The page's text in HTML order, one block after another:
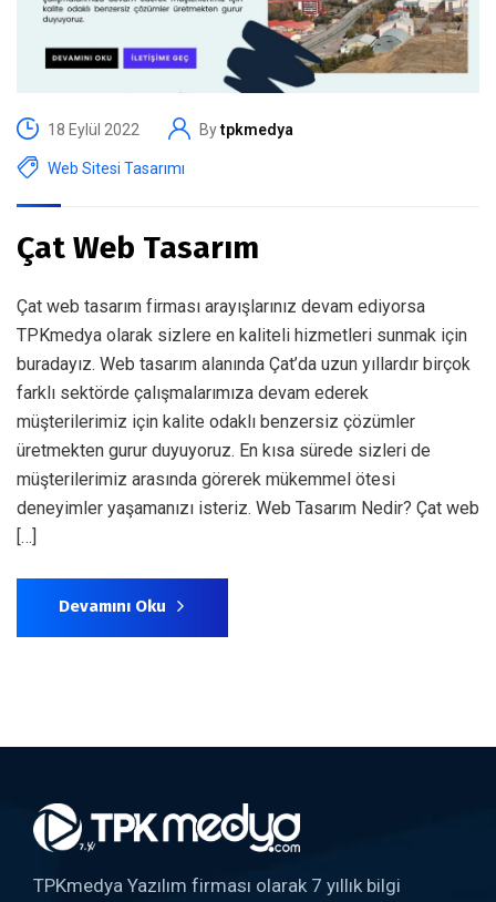
18 Eylül 2022 Bytpkmedya
Web Sitesi Tasarımı
Çat Web Tasarım
Çat web tasarım firması arayışlarınız devam ediyorsa
TPKmedya olarak sizlere en kaliteli hizmetleri sunmak için
buradayız. Web tasarım alanında Çat’da uzun yıllardır birçok
farklı sektörde çalışmalarımıza devam ederek
müşterilerimiz için kalite odaklı benzersiz çözümler
üretmekten gurur duyuyoruz. En kısa sürede sizleri de
müşterilerimiz arasında görerek mükemmel ötesi
deneyimler yaşamanızı isteriz. Web Tasarım Nedir? Çat web
[…]
Devamını Oku
TPKmedya Yazılım firması olarak 7 yıllık bilgi